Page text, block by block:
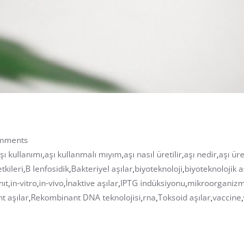
kullanımı,aşı kullanmalı mıyım,aşı nasıl üretilir,aşı nedir,aşı
,B lenfosidik,Bakteriyel aşılar,biyoteknoloji,biyoteknolojik
,in-vitro,in-vivo,İnaktive aşılar,IPTG indüksiyonu,
aşılar,Rekombinant DNA teknolojisi,rna,Toksoid aşılar,vaccine,